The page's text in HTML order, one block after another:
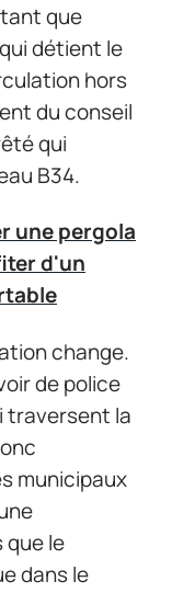
que
détient le
hors
du conseil
qui
B34.
une pergola
d'un
change.
de police
traversent la
municipaux
le
dans le